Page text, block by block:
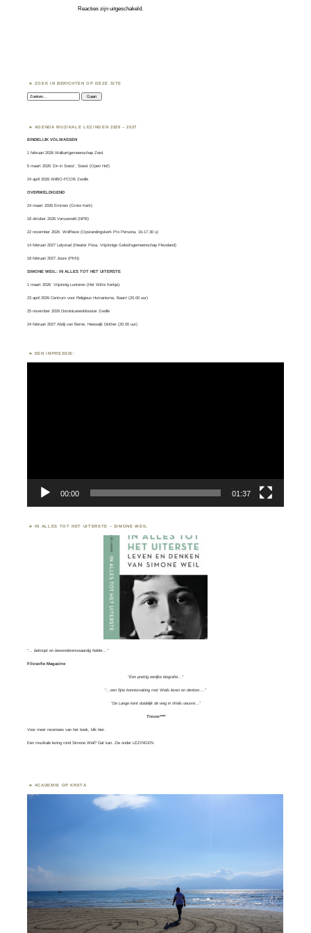
Reacties zijn uitgeschakeld.
ZOEK IN BERICHTEN OP DEZE SITE
Zoeken:
AGENDA MUZIKALE LEZINGEN 2026 – 2027
EINDELIJK VOLWASSEN
1 februari 2026 Walkartgemeenschap Zeist
5 maart 2026 ‘Zin in Soest’, Soest (Open Hof)
24 april 2026 ANBO-PCOB Zwolle
OVERWELDIGEND
24 maart 2026 Emmen (Grote Kerk)
18 oktober 2026 Varsseveld (NPB)
22 november 2026 Wolfheze (Opstandingskerk Pro Persona, 16-17.30 u)
14 februari 2027 Lelystad (theater Posa, Vrijzinnige Geloofsgemeenschap Flevoland)
18 februari 2027 Joure (PKN)
SIMONE WEIL: IN ALLES TOT HET UITERSTE
1 maart 2026Vrijzinnig Lunteren (Het Witte Kerkje).
23 april 2026 Centrum voor Religieus Humanisme, Baarn (20.00 uur)
25 november 2026 Dominicanenklooster Zwolle
24 februari 2027 Abdij van Berne, Heeswijk Dinther (20.00 uur)
EEN IMPRESSIE:
00:00 01:37
IN ALLES TOT HET UITERSTE – SIMONE WEIL
“… beknopt en bewonderenswaardig helder…”
Filosofie Magazine
“Een prettig eerlijke biografie…”
“…een fijne kennismaking met Weils leven en denken….”
“De Lange kent duidelijk de weg in Weils oeuvre…”
Trouw****
Voor meer recensies van het boek, klik hier.
Een muzikale lezing rond Simone Weil? Dat kan. Zie onderLEZINGEN
ACADEMIE OP KRETA